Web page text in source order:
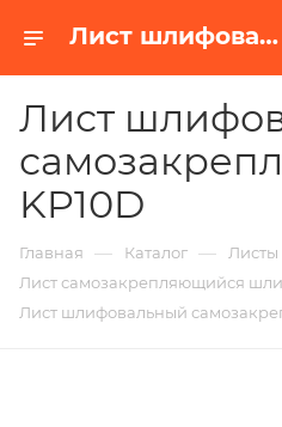
Лист шлифовальный самозакрепляющийся KP10D в Белгороде | Купить по недорогой цене от Абразивного Завода
Лист
KP10D
Главная — Каталог —
Лист самозакрепляющийся
Лист шлифовальный